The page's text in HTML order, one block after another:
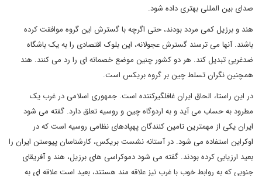
صدای بین المللی بهتری داده شود.
هند و برزیل کمی مردد بودند، حتی اگرچه با گسترش این گروه موافقت کرده
باشند. آنها می ترسند گسترش عجولانه، این بلوک اقتصادی را به یک باشگاه
ضدغربی تبدیل کند. هر دو کشور چنین موضع خصمانه ای را رد می کنند. هند
همچنین نگران تسلط چین بر گروه بریکس است.
در این راستا، الحاق ایران غافلگیرکننده است. جمهوری اسلامی در غرب یک
مطرود به حساب می آید و به اردوگاه چین و روسیه تعلق دارد. گفته می شود
ایران یکی از مهمترین تامین کنندگان پهپادهای نظامی روسیه است که در
اوکراین استفاده می شود. در آستانه نشست بریکس، کارشناسان پیوستن ایران را
بعید ارزیابی کرده بودند. گفته می شود دموکراسی های برزیل، هند و آفریقای
جنوبی که به روابط خوب با غرب نیز علاقه مند هستند، بعید است علاقه ای به